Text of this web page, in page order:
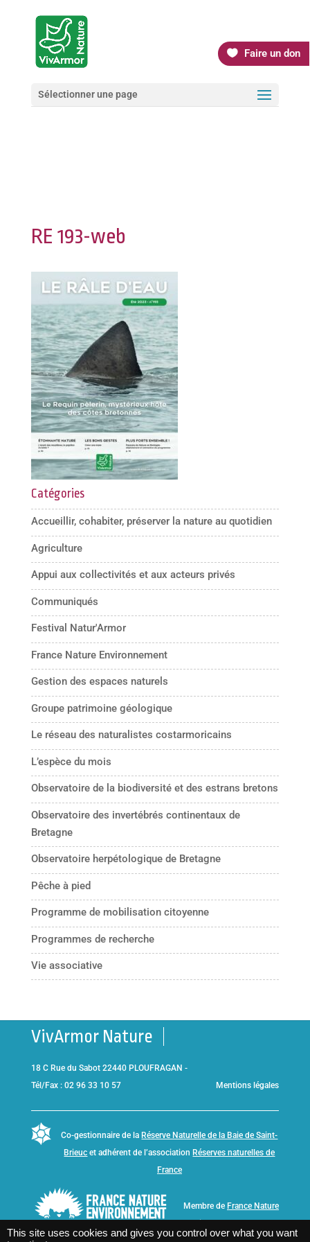
Faire un don
Sélectionner une page
RE 193-web
Catégories
Accueillir, cohabiter, préserver la nature au quotidien
Agriculture
Appui aux collectivités et aux acteurs privés
Communiqués
Festival Natur'Armor
France Nature Environnement
Gestion des espaces naturels
Groupe patrimoine géologique
Le réseau des naturalistes costarmoricains
L’espèce du mois
Observatoire de la biodiversité et des estrans bretons
Observatoire des invertébrés continentaux de
Bretagne
Observatoire herpétologique de Bretagne
Pêche à pied
Programme de mobilisation citoyenne
Programmes de recherche
Vie associative
VivArmor Nature
18 C Rue du Sabot 22440 PLOUFRAGAN -
Tél/Fax : 02 96 33 10 57
Mentions légales
Co-gestionnaire de la Réserve Naturelle de la Baie de Saint-
Brieuc et adhérent de l’association Réserves naturelles de
France
Membre de France Nature
This site uses cookies and gives you control over what you want